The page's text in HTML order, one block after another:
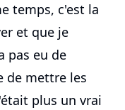
temps, c'est la
et que je
pas eu de
de mettre les
plus un vrai